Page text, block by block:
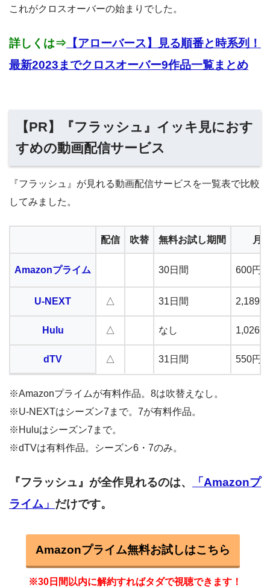
これがクロスオーバーの始まりでした。
詳しくは⇒ 【アローバース】見る順番と時系列！
最新2023までクロスオーバー9作品一覧まとめ
【PR】『フラッシュ』イッキ見におす
すめの動画配信サービス
『フラッシュ』が見れる動画配信サービスを一覧表で比較
してみました。
配信 吹替 無料お試し期間 月
Amazonプライム 30日間 600円
U-NEXT △ 31日間 2,189
Hulu △ なし 1,026
dTV △ 31日間 550円
※Amazonプライムが有料作品。8は吹替えなし。
※U-NEXTはシーズン7まで。7が有料作品。
※Huluはシーズン7まで。
※dTVは有料作品。シーズン6・7のみ。
『フラッシュ』が全作見れるのは、
「Amazonプ
ライム」 だけです。
Amazonプライム無料お試しはこちら
※30日間以内に解約すればタダで視聴できます！